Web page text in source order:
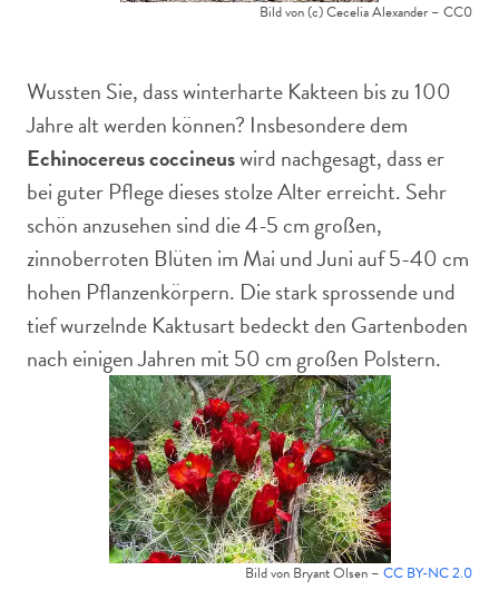
Bild von (c) Cecelia Alexander – CC0
Wussten Sie, dass winterharte Kakteen bis zu 100
Jahre alt werden können? Insbesondere dem
Echinocereus coccineuswird nachgesagt, dass er
bei guter Pflege dieses stolze Alter erreicht. Sehr
schön anzusehen sind die 4-5 cm großen,
zinnoberroten Blüten im Mai und Juni auf 5-40 cm
hohen Pflanzenkörpern. Die stark sprossende und
tief wurzelnde Kaktusart bedeckt den Gartenboden
nach einigen Jahren mit 50 cm großen Polstern.
Bild von Bryant Olsen – CC BY-NC 2.0